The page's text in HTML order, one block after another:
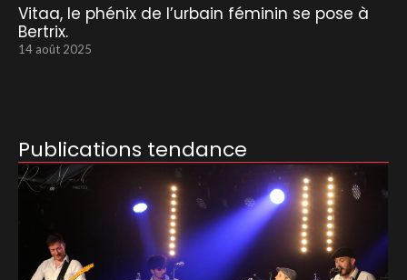
Vitaa, le phénix de l’urbain féminin se pose à
Bertrix.
14 août 2025
Publications tendance